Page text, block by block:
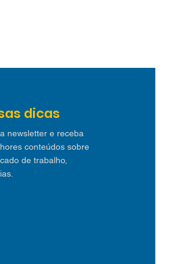
dicas
newsletter e receba
conteúdos sobre
de trabalho,